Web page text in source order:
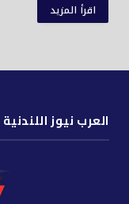
اقرأ المزيد
العرب نيوز اللندنية